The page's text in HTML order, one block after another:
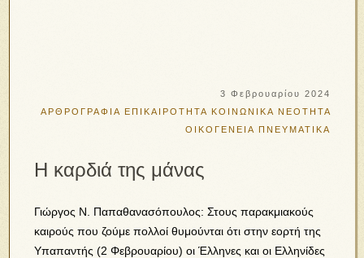
3 Φεβρουαρίου 2024
ΑΡΘΡΟΓΡΑΦΙΑ ΕΠΙΚΑΙΡΟΤΗΤΑ ΚΟΙΝΩΝΙΚΑ ΝΕΟΤΗΤΑ
ΟΙΚΟΓΕΝΕΙΑ ΠΝΕΥΜΑΤΙΚΑ
Η καρδιά της μάνας
Γιώργος Ν. Παπαθανασόπουλος: Στους παρακμιακούς
καιρούς που ζούμε πολλοί θυμούνται ότι στην εορτή της
Υπαπαντής (2 Φεβρουαρίου) οι Έλληνες και οι Ελληνίδες